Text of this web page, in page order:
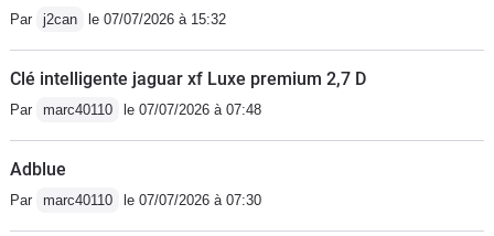
Par j2can le 07/07/2026 à 15:32
Clé intelligente jaguar xf Luxe premium 2,7 D
Par marc40110 le 07/07/2026 à 07:48
Adblue
Par marc40110 le 07/07/2026 à 07:30